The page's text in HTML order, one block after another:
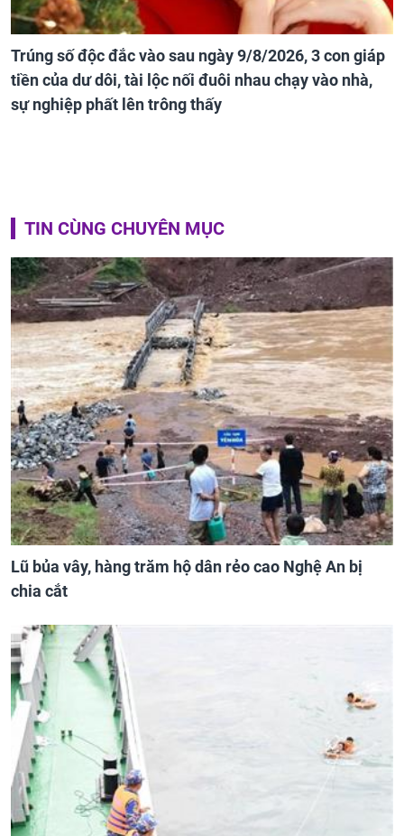
Trúng số độc đắc vào sau ngày 9/8/2026, 3 con giáp
tiền của dư dôi, tài lộc nối đuôi nhau chạy vào nhà,
sự nghiệp phất lên trông thấy
TIN CÙNG CHUYÊN MỤC
Lũ bủa vây, hàng trăm hộ dân rẻo cao Nghệ An bị
chia cắt